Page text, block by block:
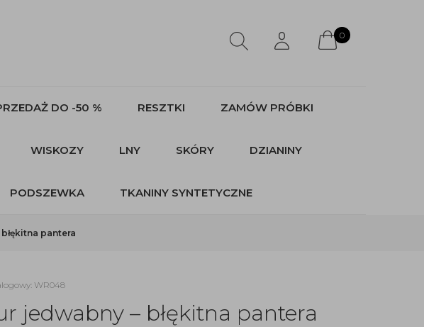
0
DO -50 % RESZTKI ZAMÓW PRÓBKI
WISKOZY LNY SKÓRY DZIANINY
PODSZEWKA TKANINY SYNTETYCZNE
pantera
WR048
jedwabny – błękitna pantera